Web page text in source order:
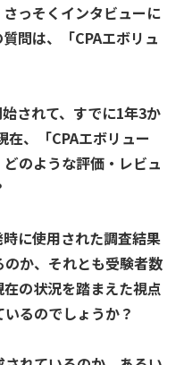
っそくインタビューに
問は、「CPAエボリュ
されて、すでに1年3か
在、「CPAエボリュー
のような評価・レビュ
時に使用された調査結果
か、それとも受験者数
の状況を踏まえた視点
るのでしょうか？